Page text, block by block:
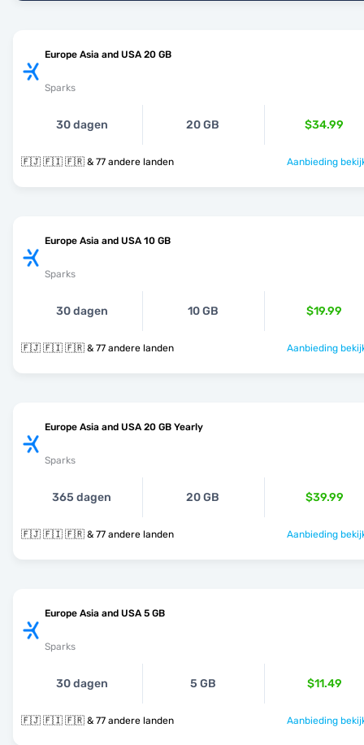
Europe Asia and USA 20 GB
Sparks
30 dagen 20 GB $34.99
🇫🇯 🇫🇮 🇫🇷 & 77 andere landen Aanbieding
Europe Asia and USA 10 GB
Sparks
30 dagen 10 GB $19.99
🇫🇯 🇫🇮 🇫🇷 & 77 andere landen Aanbieding
Europe Asia and USA 20 GB Yearly
Sparks
365 dagen 20 GB $39.99
🇫🇯 🇫🇮 🇫🇷 & 77 andere landen Aanbieding
Europe Asia and USA 5 GB
Sparks
30 dagen 5 GB $11.49
🇫🇯 🇫🇮 🇫🇷 & 77 andere landen Aanbieding